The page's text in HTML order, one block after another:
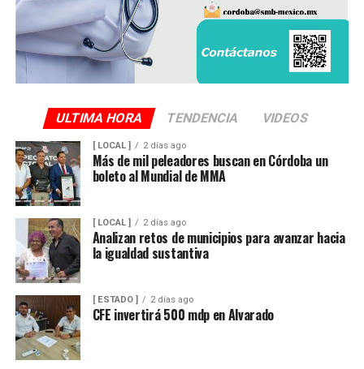
ULTIMA HORA TENDENCIA VIDEOS
[ LOCAL ] 2 días ago
Más de mil peleadores buscan en Córdoba un
boleto al Mundial de MMA
[ LOCAL ] 2 días ago
Analizan retos de municipios para avanzar hacia
la igualdad sustantiva
[ ESTADO ] 2 días ago
CFE invertirá 500 mdp en Alvarado